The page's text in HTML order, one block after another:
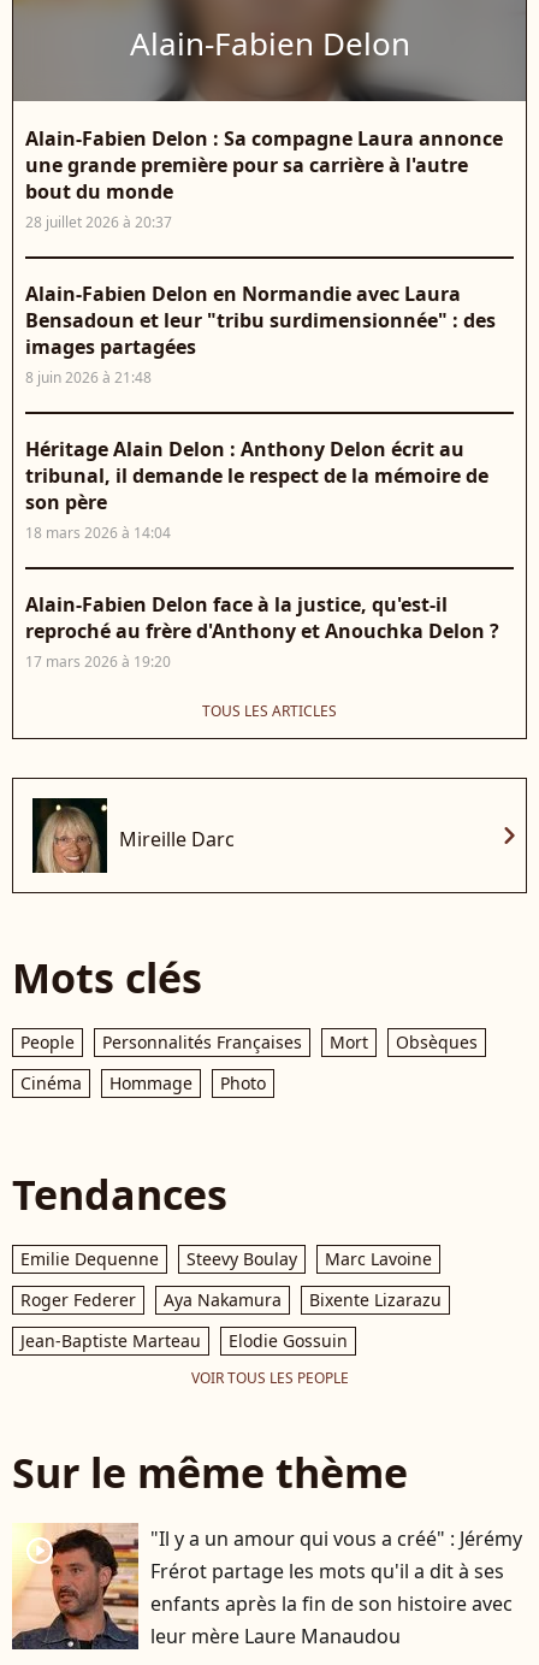
Alain-Fabien Delon
Alain-Fabien Delon : Sa compagne Laura annonce
une grande première pour sa carrière à l'autre
bout du monde
28 juillet 2026 à 20:37
Alain-Fabien Delon en Normandie avec Laura
Bensadoun et leur "tribu surdimensionnée" : des
images partagées
8 juin 2026 à 21:48
Héritage Alain Delon : Anthony Delon écrit au
tribunal, il demande le respect de la mémoire de
son père
18 mars 2026 à 14:04
Alain-Fabien Delon face à la justice, qu'est-il
reproché au frère d'Anthony et Anouchka Delon ?
17 mars 2026 à 19:20
TOUS LES ARTICLES
Mireille Darc chevron_right
Mots clés
People Personnalités Françaises Mort
Obsèques
Cinéma
Hommage Photo
Tendances
Emilie Dequenne Steevy Boulay
Marc Lavoine
Roger Federer
Aya Nakamura
Bixente Lizarazu
Jean-Baptiste Marteau
Elodie Gossuin
VOIR TOUS LES PEOPLE
Sur le même thème
player2
"Il y a un amour qui vous a créé" : Jérémy
Frérot partage les mots qu'il a dit à ses
enfants après la fin de son histoire avec
leur mère Laure Manaudou